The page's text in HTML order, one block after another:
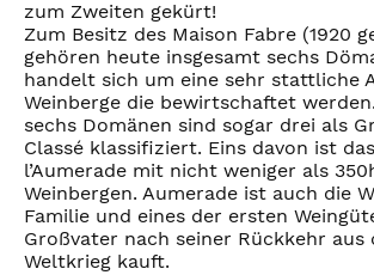
zum Zweiten gekürt!
Zum Besitz des Maison Fabre (1920
gehören heute insgesamt sechs
handelt sich um eine sehr stattliche
Weinberge die bewirtschaftet
sechs Domänen sind sogar drei als
Classé klassifiziert. Eins davon ist
l’Aumerade mit nicht weniger als
Weinbergen. Aumerade ist auch die
Familie und eines der ersten
Großvater nach seiner Rückkehr aus
Weltkrieg kauft.